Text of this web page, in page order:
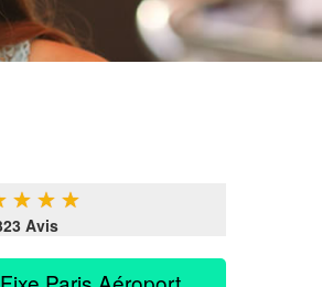
★ ★ ★
Avis